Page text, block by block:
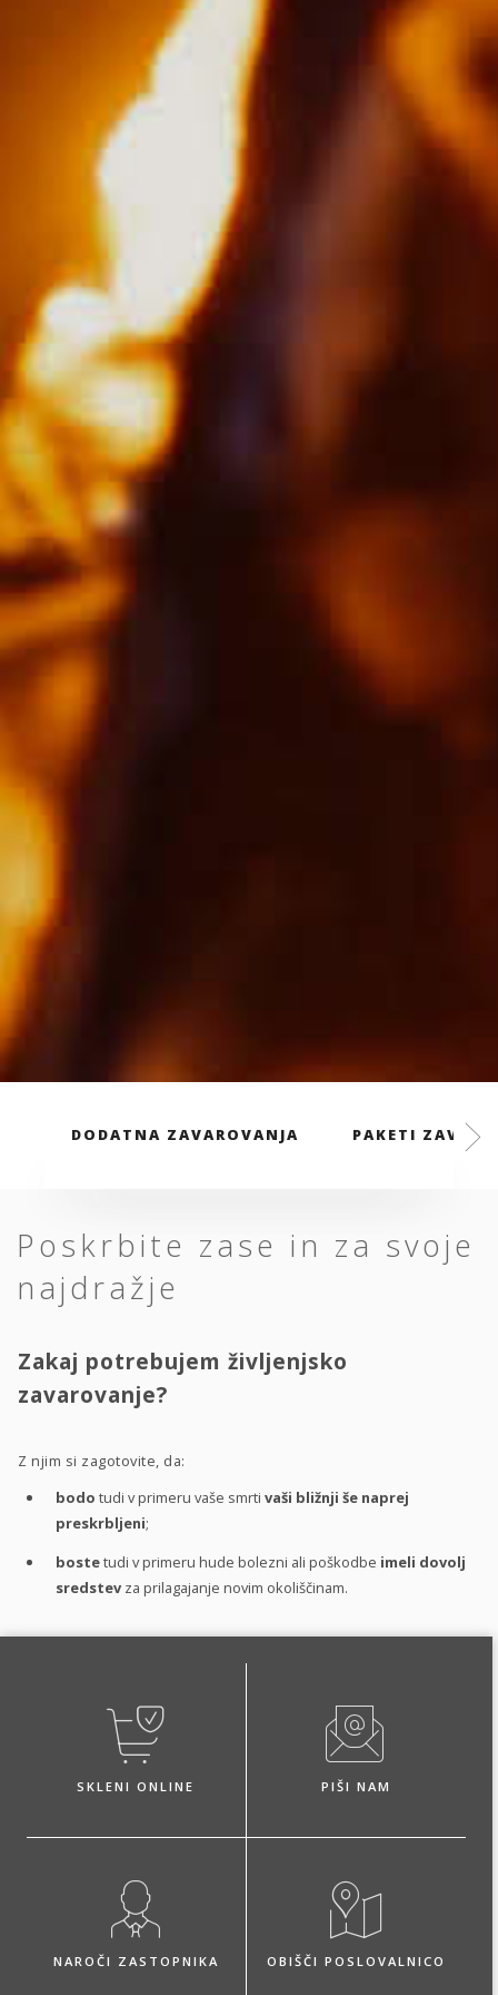
DODATNA ZAVAROVANJA PAKETI
Poskrbite zase in za svoje
najdražje
Zakaj potrebujem življenjsko
zavarovanje?
Z njim si zagotovite, da:
bodo tudi v primeru vaše smrti vaši bližnji še naprej
preskrbljeni;
bostetudi v primeru hude bolezni ali poškodbe imeli dovolj
sredstev za prilagajanje novim okoliščinam.
SKLENI ONLINE PIŠI NAM
NAROČI ZASTOPNIKA OBIŠČI POSLOVALNICO